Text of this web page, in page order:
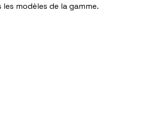
modèles de la gamme.